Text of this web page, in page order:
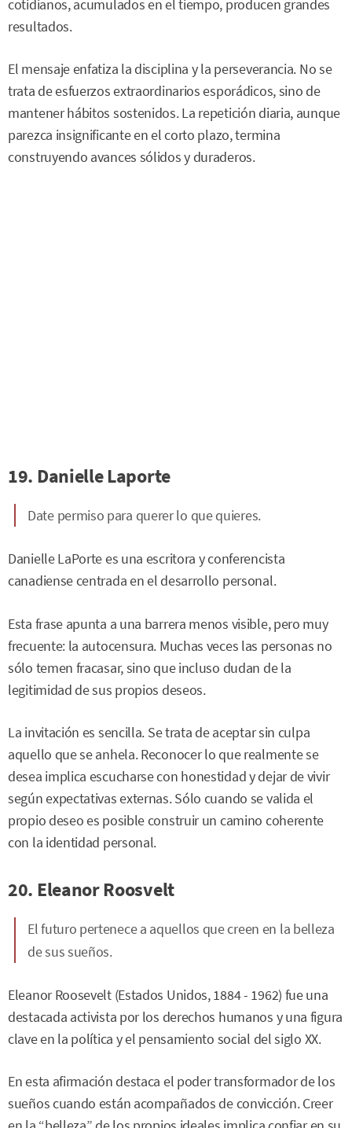
cotidianos, acumulados en el tiempo, producen grandes
resultados.
El mensaje enfatiza la disciplina y la perseverancia. No se
trata de esfuerzos extraordinarios esporádicos, sino de
mantener hábitos sostenidos. La repetición diaria, aunque
parezca insignificante en el corto plazo, termina
construyendo avances sólidos y duraderos.
19. Danielle Laporte
Date permiso para querer lo que quieres.
Danielle LaPorte es una escritora y conferencista
canadiense centrada en el desarrollo personal.
Esta frase apunta a una barrera menos visible, pero muy
frecuente: la autocensura. Muchas veces las personas no
sólo temen fracasar, sino que incluso dudan de la
legitimidad de sus propios deseos.
La invitación es sencilla. Se trata de aceptar sin culpa
aquello que se anhela. Reconocer lo que realmente se
desea implica escucharse con honestidad y dejar de vivir
según expectativas externas. Sólo cuando se valida el
propio deseo es posible construir un camino coherente
con la identidad personal.
20. Eleanor Roosvelt
El futuro pertenece a aquellos que creen en la belleza
de sus sueños.
Eleanor Roosevelt (Estados Unidos, 1884 - 1962) fue una
destacada activista por los derechos humanos y una figura
clave en la política y el pensamiento social del siglo XX.
En esta afirmación destaca el poder transformador de los
sueños cuando están acompañados de convicción. Creer